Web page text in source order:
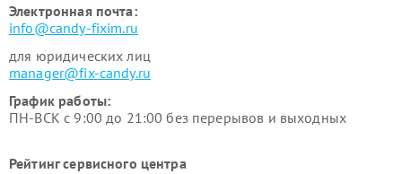
Электронная почта:
info@candy-fixim.ru
для юридических лиц
manager@fix-candy.ru
График работы:
ПН-ВСК с 9:00 до 21:00 без перерывов и выходных
Рейтинг сервисного центра